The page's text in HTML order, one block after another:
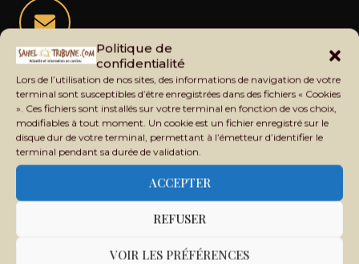
Politique de
confidentialité
Lors de l’utilisation de nos sites, des informations de navigation de votre
terminal sont susceptibles d’être enregistrées dans des fichiers « Cookies
». Ces fichiers sont installés sur votre terminal en fonction de vos choix,
modifiables à tout moment. Un cookie est un fichier enregistré sur le
disque dur de votre terminal, permettant à l’émetteur d’identifier le
terminal pendant sa durée de validation.
ACCEPTER
REFUSER
VOIR LES PRÉFÉRENCES
Restez informé de l'actualité du Sahel
Recevez chaque jour les principales informations du Mali,
du Sahel, de l'Afrique et du monde dans votre boîte mail.